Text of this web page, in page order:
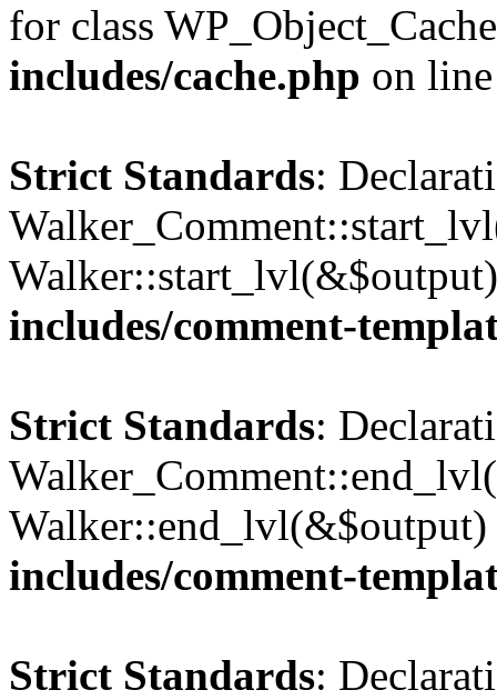
for class
includes/cache.php on
Strict Standards:
includes/comment-
Strict Standards:
includes/comment-
Strict Standards: